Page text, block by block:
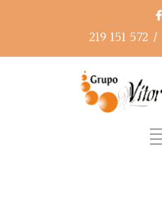
219 151 572 /